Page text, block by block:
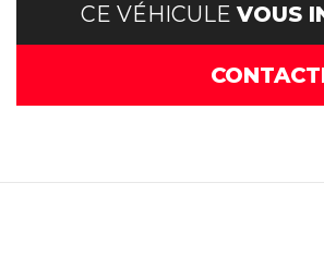
CE VÉHICULE VOUS